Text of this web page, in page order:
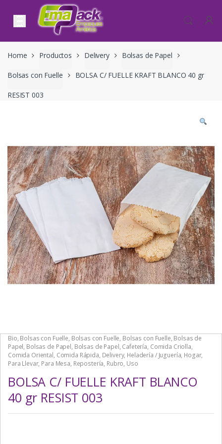
Skip to navigation
Skip to content
Home Productos Delivery Bolsas de Papel
Bolsas con Fuelle BOLSA C/ FUELLE KRAFT BLANCO 40 gr
RESIST 003
Bio, Bolsas con Fuelle, Bolsas con Fuelle, Bolsas con Fuelle, Bolsas de
Papel, Bolsas de Papel, Bolsas de Papel, Cafetería, Comida Criolla,
Comida Oriental, Comida Rápida, Delivery, Heladería / Juguería, Hogar,
Para Llevar, Para Mesa, Repostería, Rubro, Uso
BOLSA C/ FUELLE KRAFT BLANCO
40 gr RESIST 003